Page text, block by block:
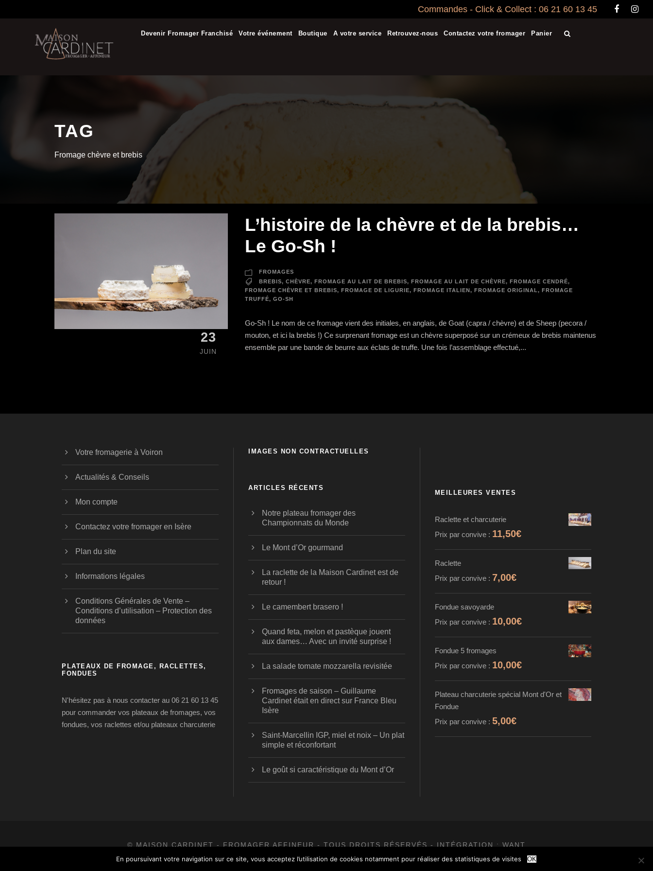
Commandes - Click & Collect : 06 21 60 13 45
Devenir Fromager Franchisé Votre événement Boutique A votre service Retrouvez-nous Contactez votre fromager Panier
TAG
Fromage chèvre et brebis
23
JUIN
L’histoire de la chèvre et de la brebis…
Le Go-Sh !
FROMAGES
BREBIS, CHÈVRE, FROMAGE AU LAIT DE BREBIS, FROMAGE AU LAIT DE CHÈVRE, FROMAGE CENDRÉ,
FROMAGE CHÈVRE ET BREBIS, FROMAGE DE LIGURIE, FROMAGE ITALIEN , FROMAGE ORIGINAL, FROMAGE
TRUFFÉ, GO-SH
Go-Sh ! Le nom de ce fromage vient des initiales, en anglais, de Goat (capra / chèvre) et de Sheep (pecora /
mouton, et ici la brebis !) Ce surprenant fromage est un chèvre superposé sur un crémeux de brebis maintenus
ensemble par une bande de beurre aux éclats de truffe. Une fois l’assemblage effectué,...
Votre fromagerie à Voiron
Actualités & Conseils
Mon compte
Contactez votre fromager en Isère
Plan du site
Informations légales
Conditions Générales de Vente –
Conditions d’utilisation – Protection des
données
PLATEAUX DE FROMAGE, RACLETTES,
FONDUES
N'hésitez pas à nous contacter au 06 21 60 13 45
pour commander vos plateaux de fromages, vos
fondues, vos raclettes et/ou plateaux charcuterie
IMAGES NON CONTRACTUELLES
ARTICLES RÉCENTS
Notre plateau fromager des
Championnats du Monde
Le Mont d’Or gourmand
La raclette de la Maison Cardinet est de
retour !
Le camembert brasero !
Quand feta, melon et pastèque jouent
aux dames… Avec un invité surprise !
La salade tomate mozzarella revisitée
Fromages de saison – Guillaume
Cardinet était en direct sur France Bleu
Isère
Saint-Marcellin IGP, miel et noix – Un plat
simple et réconfortant
Le goût si caractéristique du Mont d’Or
MEILLEURES VENTES
Raclette et charcuterie
Prix par convive : 11,50€
Raclette
Prix par convive : 7,00€
Fondue savoyarde
Prix par convive : 10,00€
Fondue 5 fromages
Prix par convive : 10,00€
Plateau charcuterie spécial Mont d'Or et
Fondue
Prix par convive : 5,00€
© MAISON CARDINET - FROMAGER AFFINEUR - TOUS DROITS RÉSERVÉS - INTÉGRATION : WANT
En poursuivant votre navigation sur ce site, vous acceptez l’utilisation de cookies notamment pour réaliser des statistiques de visites
OK